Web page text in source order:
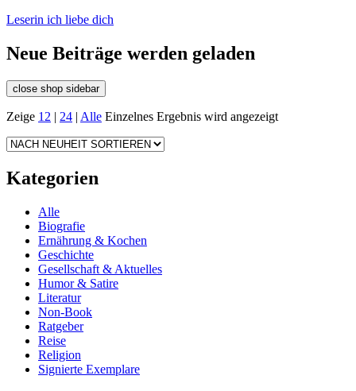
Leserin ich liebe dich
Neue Beiträge werden geladen
close shop sidebar
Zeige 12 | 24 | Alle Einzelnes Ergebnis wird angezeigt
Kategorien
Alle
Biografie
Ernährung & Kochen
Geschichte
Gesellschaft & Aktuelles
Humor & Satire
Literatur
Non-Book
Ratgeber
Reise
Religion
Signierte Exemplare